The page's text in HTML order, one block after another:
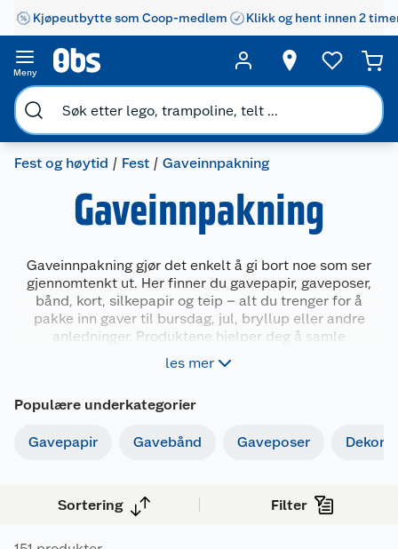
Kjøpeutbytte som Coop-medlem Klikk og hent innen 2
Meny
Fest og høytid Fest Gaveinnpakning
Gaveinnpakning
Gaveinnpakning gjør det enkelt å gi bort noe som ser
gjennomtenkt ut. Her finner du gavepapir, gaveposer,
bånd, kort, silkepapir og teip – alt du trenger for å
pakke inn gaver til bursdag, jul, bryllup eller andre
anledninger. Produktene hjelper deg å samle
innholdet og gir det et mer personlig preg. Du kan
velge mellom mange farger, mønstre og størrelser
les mer
Populære underkategorier
Gavepapir Gavebånd Gaveposer Dekor
Sortering Filter